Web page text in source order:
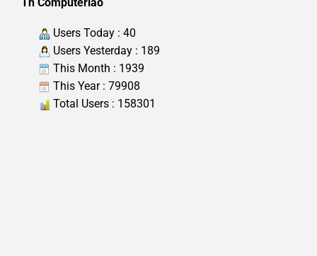
Users Today : 40
Users Yesterday : 189
This Month : 1939
This Year : 79908
Total Users : 158301